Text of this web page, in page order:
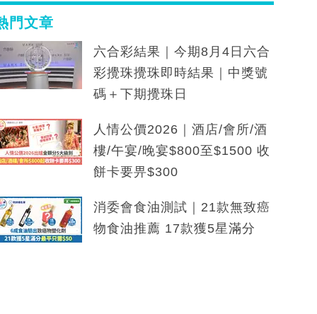
門文章
六合彩結果｜今期8月4日六合
彩攪珠攪珠即時結果｜中獎號
碼＋下期攪珠日
人情公價2026｜酒店/會所/酒
樓/午宴/晚宴$800至$1500 收
餅卡要畀$300
消委會食油測試｜21款無致癌
物食油推薦 17款獲5星滿分